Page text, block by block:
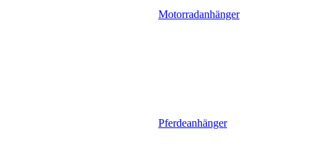
Motorradanhänger
Pferdeanhänger